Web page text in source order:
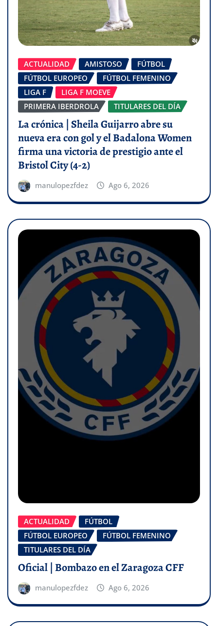
ACTUALIDAD AMISTOSO
FÚTBOL
FÚTBOL EUROPEO
FÚTBOL FEMENINO
LIGA F
LIGA F MOEVE
PRIMERA IBERDROLA
TITULARES DEL DÍA
La crónica | Sheila Guijarro abre su
nueva era con gol y el Badalona Women
firma una victoria de prestigio ante el
Bristol City (4-2)
manulopezfdez Ago 6, 2026
ACTUALIDAD
FÚTBOL
FÚTBOL EUROPEO
FÚTBOL FEMENINO
TITULARES DEL DÍA
Oficial | Bombazo en el Zaragoza CFF
manulopezfdez Ago 6, 2026